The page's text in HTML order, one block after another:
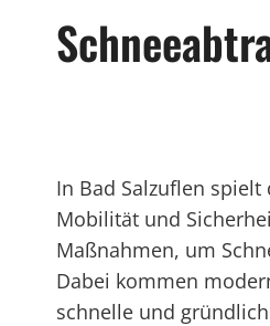
In Bad Salzuflen
Mobilität und
Maßnahmen, um
Dabei kommen
schnelle und